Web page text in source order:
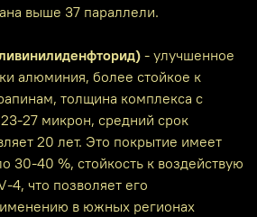
выше 37 параллели.
- улучшенное
алюминия, более стойкое к
толщина комплекса с
23-27 микрон, средний срок
20 лет. Это покрытие имеет
30-40 %, стойкость к воздействую
4, что позволяет его
в южных регионах